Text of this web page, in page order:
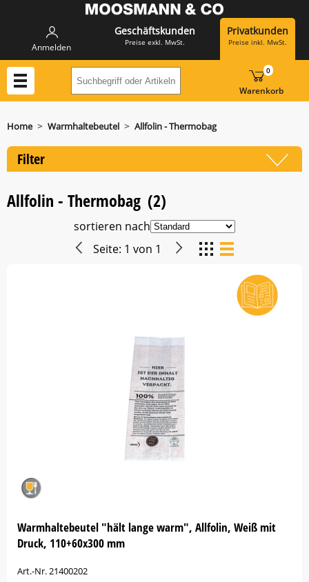
Anmelden
Geschäftskunden
Preise exkl. MwSt.
Privatkunden
Preise inkl. MwSt.
Suchbegriff oder Artikelnummer hier
Warenkorb
0
Home > Warmhaltebeutel > Allfolin - Thermobag
Filter
Allfolin - Thermobag (2)
sortieren nach
Seite: 1 von 1
Warmhaltebeutel "hält lange warm", Allfolin, Weiß mit
Druck, 110+60x300 mm
Art.-Nr. 21400202